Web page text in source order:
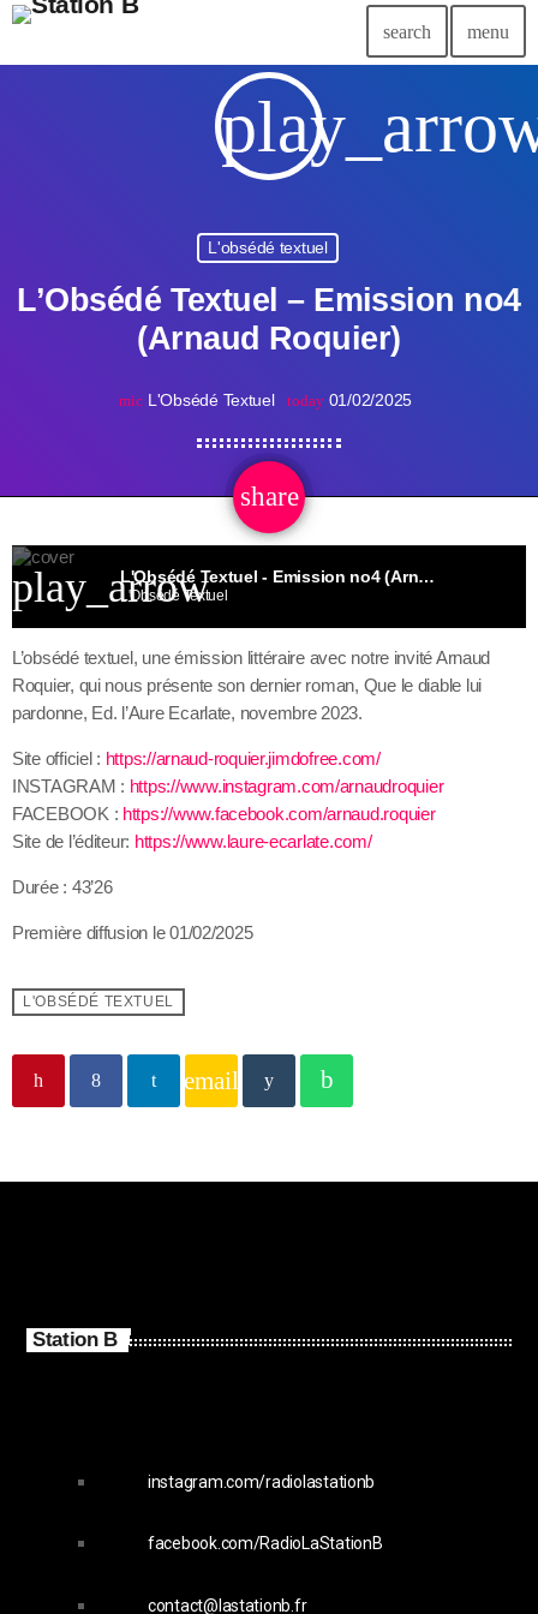
search menu
L'obsédé textuel
L’Obsédé Textuel – Emission no4
(Arnaud Roquier)
mic L'Obsédé Textuel today 01/02/2025
share
email
play_arrow L'Obsédé Textuel - Emission no4 (Arnaud Roquier)
L'Obsédé Textuel
L’obsédé textuel, une émission littéraire avec notre invité Arnaud
Roquier, qui nous présente son dernier roman, Que le diable lui
pardonne, Ed. l’Aure Ecarlate, novembre 2023.
Site officiel : https://arnaud-roquier.jimdofree.com/
INSTAGRAM : https://www.instagram.com/arnaudroquier
FACEBOOK : https://www.facebook.com/arnaud.roquier
Site de l’éditeur: https://www.laure-ecarlate.com/
Durée : 43’26
Première diffusion le 01/02/2025
L'OBSÉDÉ TEXTUEL
email
Station B
instagram.com/radiolastationb
facebook.com/RadioLaStationB
contact@lastationb.fr